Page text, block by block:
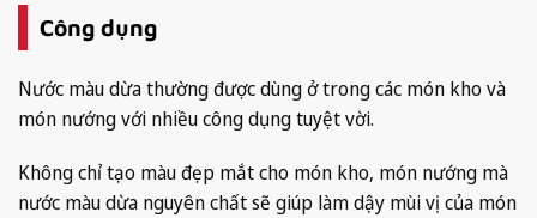
Công dụng
Nước màu dừa thường được dùng ở trong các món kho và
món nướng với nhiều công dụng tuyệt vời.
Không chỉ tạo màu đẹp mắt cho món kho, món nướng mà
nước màu dừa nguyên chất sẽ giúp làm dậy mùi vị của món